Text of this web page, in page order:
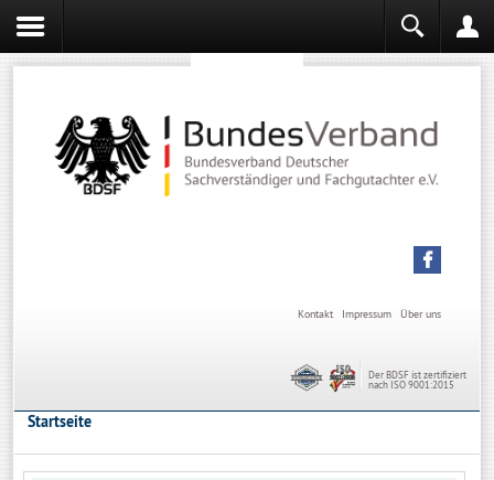
Über uns
Impressum
Kontakt
Der BDSF ist zertifiziert
nach ISO 9001:2015
Startseite